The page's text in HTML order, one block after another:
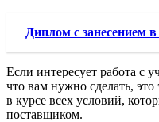
Диплом с занесением
Если интересует работа с
что вам нужно сделать,
в курсе всех условий,
поставщиком.